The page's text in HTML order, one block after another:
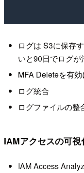
ログは S3に保存
いと90日でログが
MFA Deleteを有効
ログ統合
ログファイルの整
IAMアクセスの可視
IAM Access